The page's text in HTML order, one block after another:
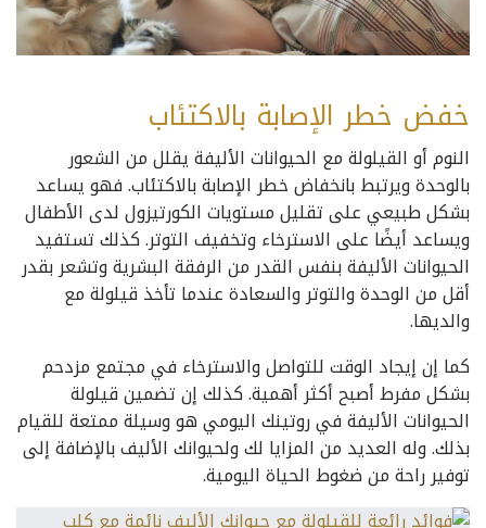
خفض خطر الإصابة بالاكتئاب
النوم أو القيلولة مع الحيوانات الأليفة يقلل من الشعور
بالوحدة ويرتبط بانخفاض خطر الإصابة بالاكتئاب. فهو يساعد
بشكل طبيعي على تقليل مستويات الكورتيزول لدى الأطفال
ويساعد أيضًا على الاسترخاء وتخفيف التوتر. كذلك تستفيد
الحيوانات الأليفة بنفس القدر من الرفقة البشرية وتشعر بقدر
أقل من الوحدة والتوتر والسعادة عندما تأخذ قيلولة مع
والديها.
كما إن إيجاد الوقت للتواصل والاسترخاء في مجتمع مزدحم
بشكل مفرط أصبح أكثر أهمية. كذلك إن تضمين قيلولة
الحيوانات الأليفة في روتينك اليومي هو وسيلة ممتعة للقيام
بذلك. وله العديد من المزايا لك ولحيوانك الأليف بالإضافة إلى
توفير راحة من ضغوط الحياة اليومية.